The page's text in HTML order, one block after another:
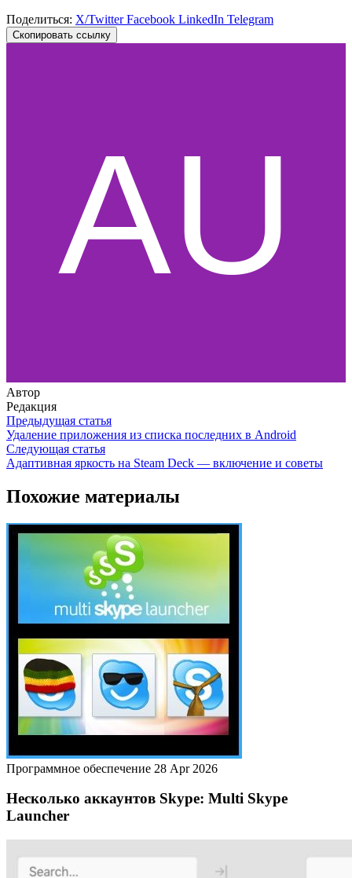
Поделиться: X/TwitterFacebook LinkedIn Telegram
Скопировать ссылку
Автор
Редакция
Предыдущая статья
Удаление приложения из списка последних в Android
Следующая статья
Адаптивная яркость на Steam Deck — включение и советы
Похожие материалы
Программное обеспечение 28 Apr 2026
Несколько аккаунтов Skype: Multi Skype
Launcher